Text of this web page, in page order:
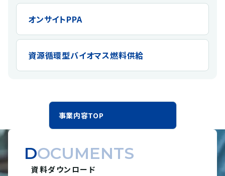
オンサイトPPA
資源循環型バイオマス燃料供給
事業内容TOP
DOCUMENTS
資料ダウンロード